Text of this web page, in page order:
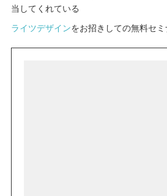
当してくれている
ライツデザインをお招きしての無料セミ